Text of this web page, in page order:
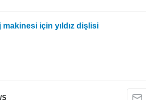
için yıldız dişlisi
S